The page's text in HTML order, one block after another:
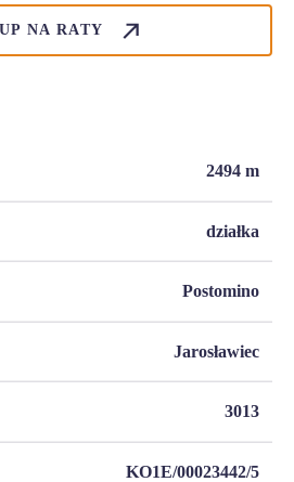
NA RATY
2494 m
działka
Postomino
Jarosławiec
3013
KO1E/00023442/5